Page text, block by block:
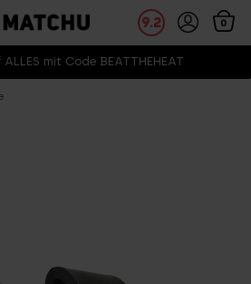
mit Code BEATTHEHEAT
9.2 0